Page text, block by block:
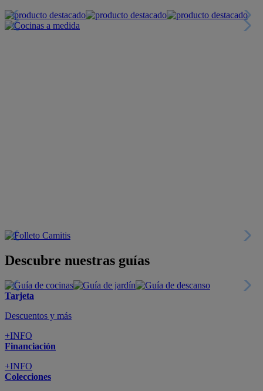
Descubre nuestras guías
Tarjeta
Descuentos y más
+INFO
Financiación
+INFO
Colecciones